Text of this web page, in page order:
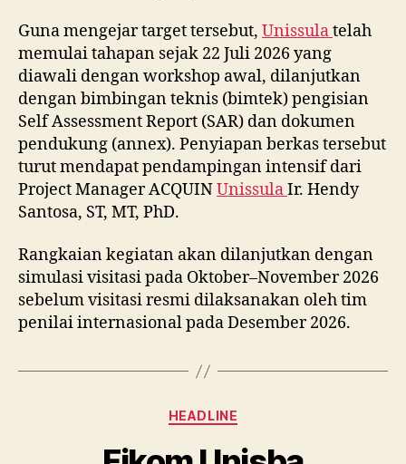
Guna mengejar target tersebut, Unissulatelah
memulai tahapan sejak 22 Juli 2026 yang
diawali dengan workshop awal, dilanjutkan
dengan bimbingan teknis (bimtek) pengisian
Self Assessment Report (SAR) dan dokumen
pendukung (annex). Penyiapan berkas tersebut
turut mendapat pendampingan intensif dari
Project Manager ACQUINUnissulaIr. Hendy
Santosa, ST, MT, PhD.
Rangkaian kegiatan akan dilanjutkan dengan
simulasi visitasi pada Oktober–November 2026
sebelum visitasi resmi dilaksanakan oleh tim
penilai internasional pada Desember 2026.
Categories
HEADLINE